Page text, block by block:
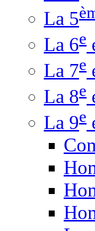
La 5
La 6e
La 7e
La 8e
La 9e